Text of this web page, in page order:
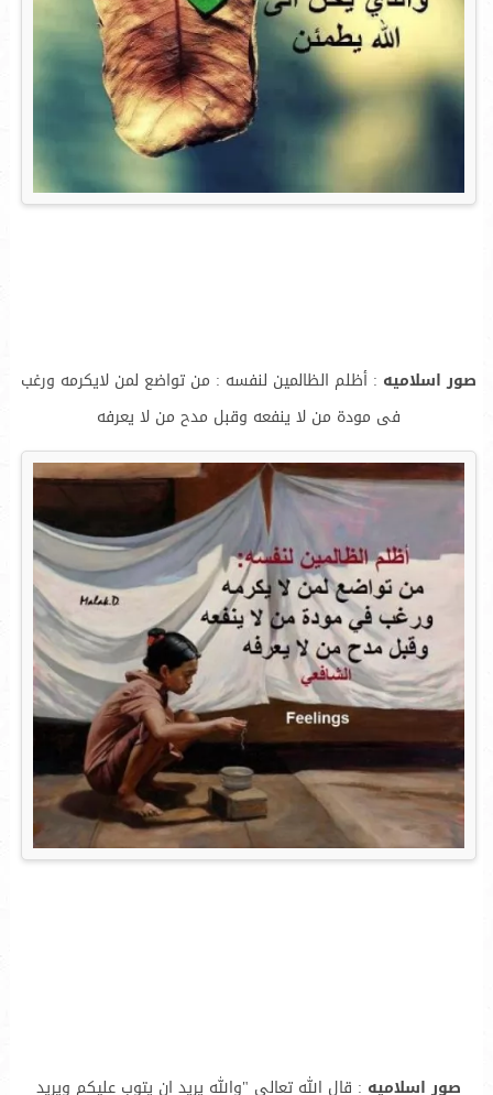
صور اسلاميه : أظلم الظالمين لنفسه : من تواضع لمن لايكرمه ورغب
فى مودة من لا ينفعه وقبل مدح من لا يعرفه
صور اسلاميه : قال الله تعالى "والله يريد ان يتوب عليكم ويريد